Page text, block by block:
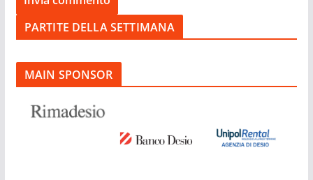
PARTITE DELLA SETTIMANA
MAIN SPONSOR